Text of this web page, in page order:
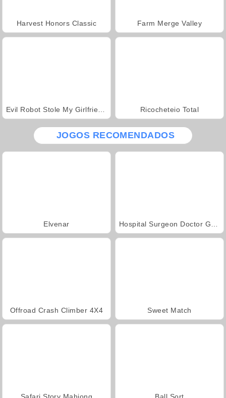
Harvest Honors Classic Farm Merge Valley
Ricocheteio Total
JOGOS RECOMENDADOS
Elvenar
Offroad Crash Climber 4X4 Sweet Match
Safari Story Mahjong Ball Sort